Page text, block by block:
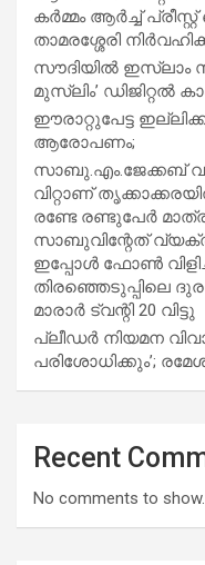
കർമ്മം ആർച്ച്
താമരശ്ശേരി
സൗദിയില്‍ ഇസ്‌ലാം
മുസ്ലിം’ ഡിജിറ്റല്‍
ഈരാറ്റുപേട്ട
ആരോപണം;
സാബു.എം.ജേക്കബ്
വിറ്റാണ്
രണ്ടേ രണ്ടുപേര്‍
സാബുവിന്റേത്
ഇപ്പോള്‍ ഫോണ്‍
തിരഞ്ഞെടുപ്പിലെ
മാരാര്‍ ട്വന്റി 20 വിട്ടു
പ്ലീഡർ നിയമന
പരിശോധിക്കും’;
Recent
No comments to show.